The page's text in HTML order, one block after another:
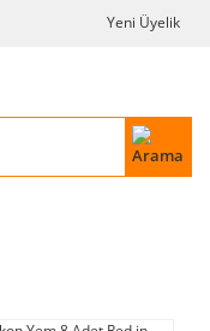
Yeni Üyelik